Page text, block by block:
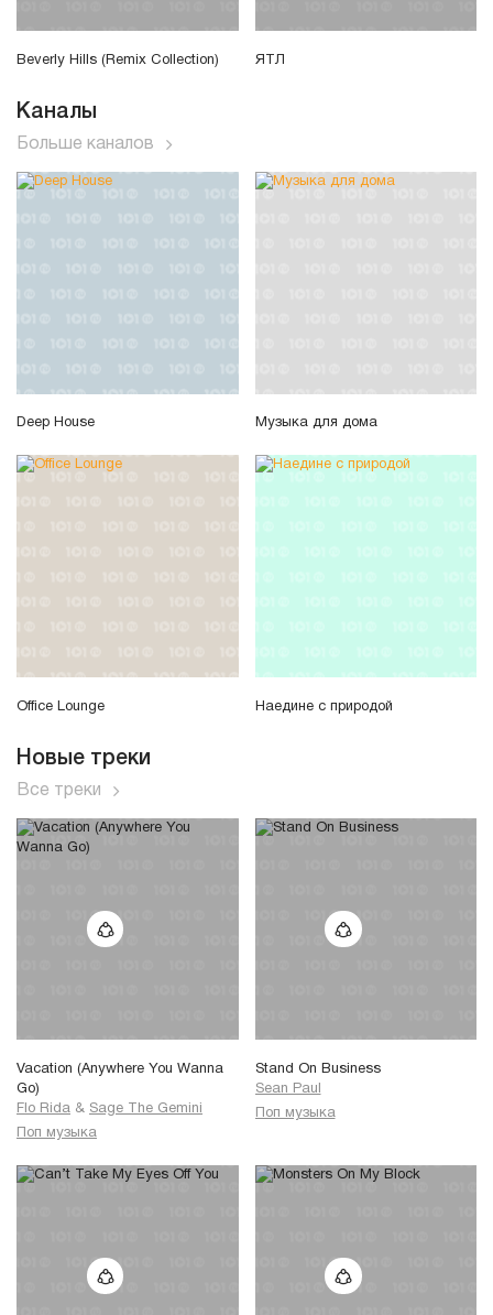
Beverly Hills (Remix Collection) ЯТЛ
Каналы
Больше каналов
Deep House Музыка для дома
Office Lounge Наедине с природой
Новые треки
Все треки
Vacation (Anywhere You Wanna
Go)
Flo Rida & Sage The Gemini
Поп музыка
Stand On Business
Sean Paul
Поп музыка